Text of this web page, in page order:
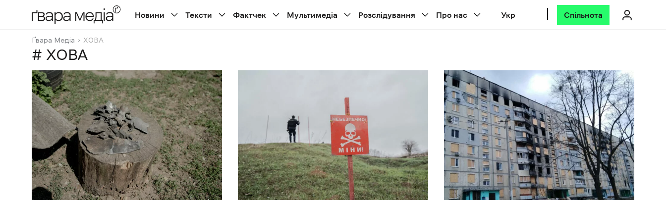
Новини Тексти Фактчек Мультимедіа Розслідування Про нас Укр Спільнота
Ґвара Медіа ХОВА
# ХОВА